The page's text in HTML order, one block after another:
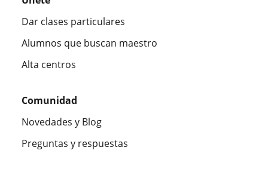
Dar clases particulares
Alumnos que buscan maestro
Alta centros
Comunidad
Novedades y Blog
Preguntas y respuestas